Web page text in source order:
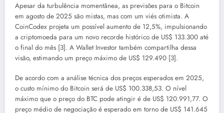
Apesar da turbulência momentânea, as previsões para o Bitcoin
em agosto de 2025 são mistas, mas com um viés otimista. A
CoinCodex projeta um possível aumento de 12,5%, impulsionando
a criptomoeda para um novo recorde histórico de US$ 133.300 até
o final do mês [3]. A Wallet Investor também compartilha dessa
visão, estimando um preço máximo de US$ 129.490 [3].
De acordo com a análise técnica dos preços esperados em 2025,
o custo mínimo do Bitcoin será de US$ 100.338,53. O nível
máximo que o preço do BTC pode atingir é de US$ 120.991,77. O
preço médio de negociação é esperado em torno de US$ 141.645